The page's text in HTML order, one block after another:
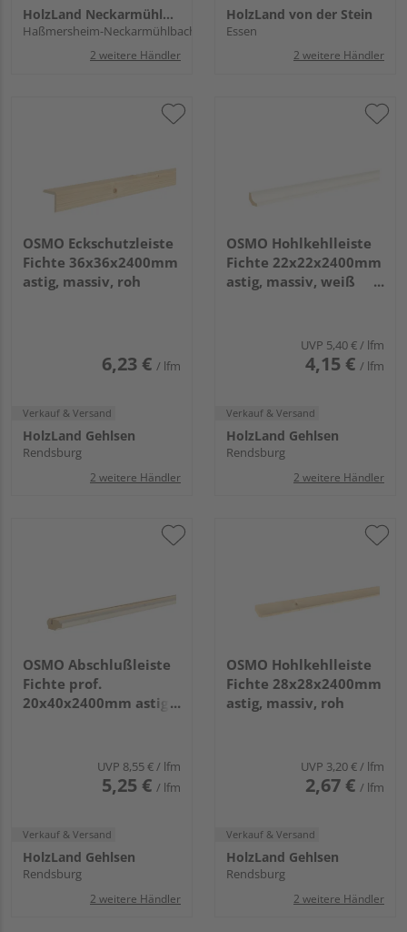
HolzLand Neckarmühlbach
Haßmersheim-Neckarmühlbach
2 weitere Händler
HolzLand von der Stein
Essen
2 weitere Händler
OSMO Eckschutzleiste
Fichte 36x36x2400mm
astig, massiv, roh
6,23 € / lfm
Verkauf & Versand
HolzLand Gehlsen
Rendsburg
2 weitere Händler
OSMO Hohlkehlleiste
Fichte 22x22x2400mm
astig, massiv, weiß
UVP 5,40 €/ lfm
4,15 € / lfm
Verkauf & Versand
HolzLand Gehlsen
Rendsburg
2 weitere Händler
OSMO Abschlußleiste
Fichte prof.
20x40x2400mm astig,
UVP 8,55 €/ lfm
5,25 € / lfm
Verkauf & Versand
HolzLand Gehlsen
Rendsburg
2 weitere Händler
OSMO Hohlkehlleiste
Fichte 28x28x2400mm
astig, massiv, roh
UVP 3,20 €/ lfm
2,67 € / lfm
Verkauf & Versand
HolzLand Gehlsen
Rendsburg
2 weitere Händler